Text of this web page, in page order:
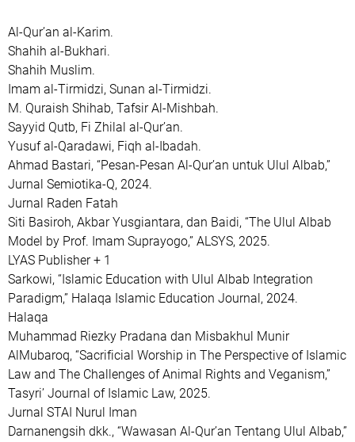
Al-Qur’an al-Karim.
Shahih al-Bukhari.
Shahih Muslim.
Imam al-Tirmidzi, Sunan al-Tirmidzi.
M. Quraish Shihab, Tafsir Al-Mishbah.
Sayyid Qutb, Fi Zhilal al-Qur’an.
Yusuf al-Qaradawi, Fiqh al-Ibadah.
Ahmad Bastari, “Pesan-Pesan Al-Qur’an untuk Ulul Albab,”
Jurnal Semiotika-Q, 2024.
Jurnal Raden Fatah
Siti Basiroh, Akbar Yusgiantara, dan Baidi, “The Ulul Albab
Model by Prof. Imam Suprayogo,” ALSYS, 2025.
LYAS Publisher + 1
Sarkowi, “Islamic Education with Ulul Albab Integration
Paradigm,” Halaqa Islamic Education Journal, 2024.
Halaqa
Muhammad Riezky Pradana dan Misbakhul Munir
AlMubaroq, “Sacrificial Worship in The Perspective of Islamic
Law and The Challenges of Animal Rights and Veganism,”
Tasyri’ Journal of Islamic Law, 2025.
Jurnal STAI Nurul Iman
Darnanengsih dkk., “Wawasan Al-Qur’an Tentang Ulul Albab,”